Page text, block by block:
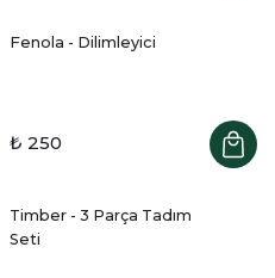
Fenola - Dilimleyici
₺ 250
Timber - 3 Parça Tadım
Seti